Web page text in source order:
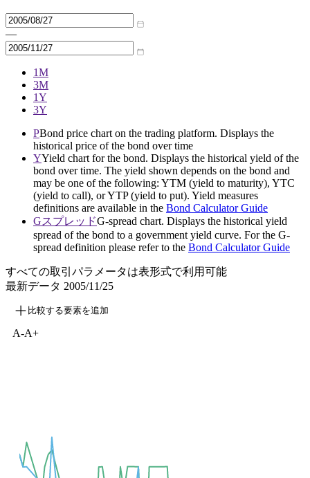
—
1M
3M
1Y
3Y
PBond price chart on the trading platform. Displays the
historical price of the bond over time
YYield chart for the bond. Displays the historical yield of the
bond over time. The yield shown depends on the bond and
may be one of the following: YTM (yield to maturity), YTC
(yield to call), or YTP (yield to put). Yield measures
definitions are available in the Bond Calculator Guide
GスプレッドG-spread chart. Displays the historical yield
spread of the bond to a government yield curve. For the G-
spread definition please refer to the Bond Calculator Guide
すべての取引パラメータは表形式で利用可能
最新データ 2005/11/25
比較する要素を追加